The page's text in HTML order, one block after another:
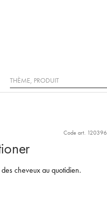
Rechercher
Code art. 120396
cheveux au quotidien.